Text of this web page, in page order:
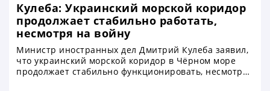
Кулеба: Украинский морской коридор
продолжает стабильно работать,
несмотря на войну
Министр иностранных дел Дмитрий Кулеба заявил,
что украинский морской коридор в Чёрном море
продолжает стабильно функционировать, несмотря